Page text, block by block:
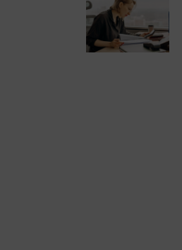
Es momento de
emprender. Darse
de alta como